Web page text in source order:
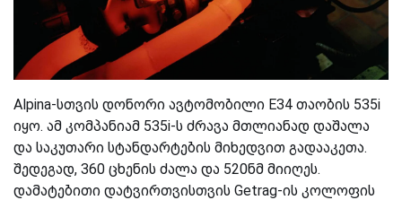
Alpina-სთვის დონორი ავტომობილი E34 თაობის 535i
იყო. ამ კომპანიამ 535i-ს ძრავა მთლიანად დაშალა
და საკუთარი სტანდარტების მიხედვით გადააკეთა.
შედეგად, 360 ცხენის ძალა და 520ნმ მიიღეს.
დამატებითი დატვირთვისთვის Getrag-ის კოლოფის